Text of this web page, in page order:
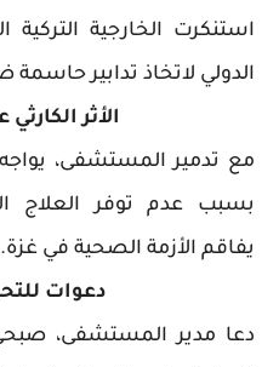
استنكرت الخارجية التركية
الدولي لاتخاذ تدابير حاسمة
الأثر
مع تدمير المستشفى،
بسبب عدم توفر العلاج
يفاقم الأزمة الصحية في غزة.
دعوات
دعا مدير المستشفى،